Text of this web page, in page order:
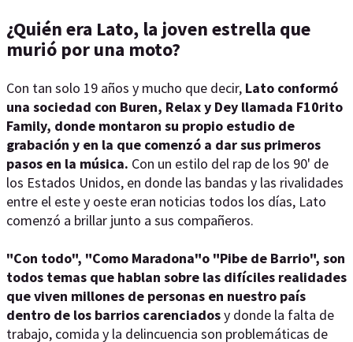
¿Quién era Lato, la joven estrella que
murió por una moto?
Con tan solo 19 años y mucho que decir, Lato conformó
una sociedad con Buren, Relax y Dey llamada F10rito
Family, donde montaron su propio estudio de
grabación y en la que comenzó a dar sus primeros
pasos en la música. Con un estilo del rap de los 90' de
los Estados Unidos, en donde las bandas y las rivalidades
entre el este y oeste eran noticias todos los días, Lato
comenzó a brillar junto a sus compañeros.
"Con todo", "Como Maradona"o "Pibe de Barrio", son
todos temas que hablan sobre las difíciles realidades
que viven millones de personas en nuestro país
dentro de los barrios carenciadosy donde la falta de
trabajo, comida y la delincuencia son problemáticas de